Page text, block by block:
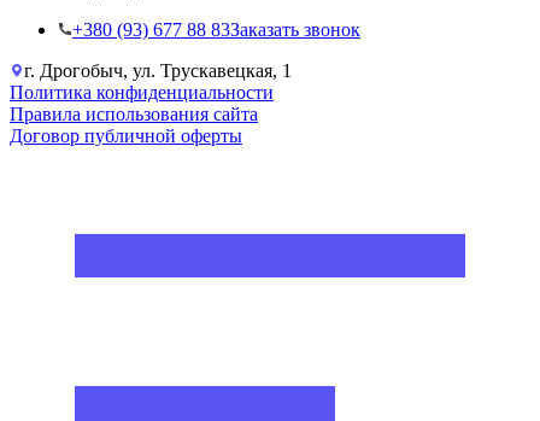
+38‎0 (93) 677 88 83Заказать звонок
г. Дрогобыч, ул. Трускавецкая, 1
Политика конфиденциальности
Правила использования сайта
Договор публичной оферты